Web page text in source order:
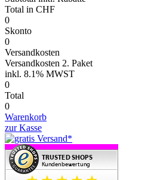
Total in CHF
0
Skonto
0
Versandkosten
Versandkosten 2. Paket
inkl. 8.1% MWST
0
Total
0
Warenkorb
zur Kasse